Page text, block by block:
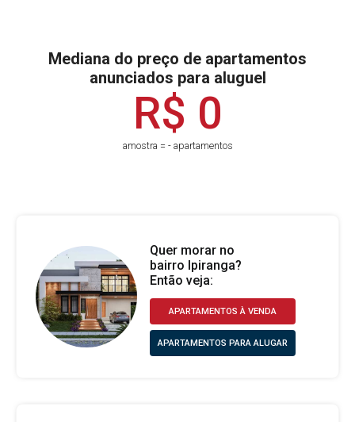
Mediana do preço de apartamentos
anunciados para aluguel
R$ 0
amostra = - apartamentos
Quer morar no
bairro Ipiranga?
Então veja:
APARTAMENTOS À VENDA
APARTAMENTOS PARA ALUGAR